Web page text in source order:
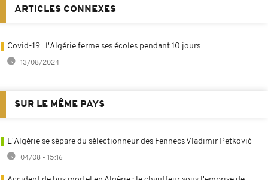
ARTICLES CONNEXES
Covid-19 : l'Algérie ferme ses écoles pendant 10 jours
13/08/2024
SUR LE MÊME PAYS
L'Algérie se sépare du sélectionneur des Fennecs Vladimir Petković
04/08 - 15:16